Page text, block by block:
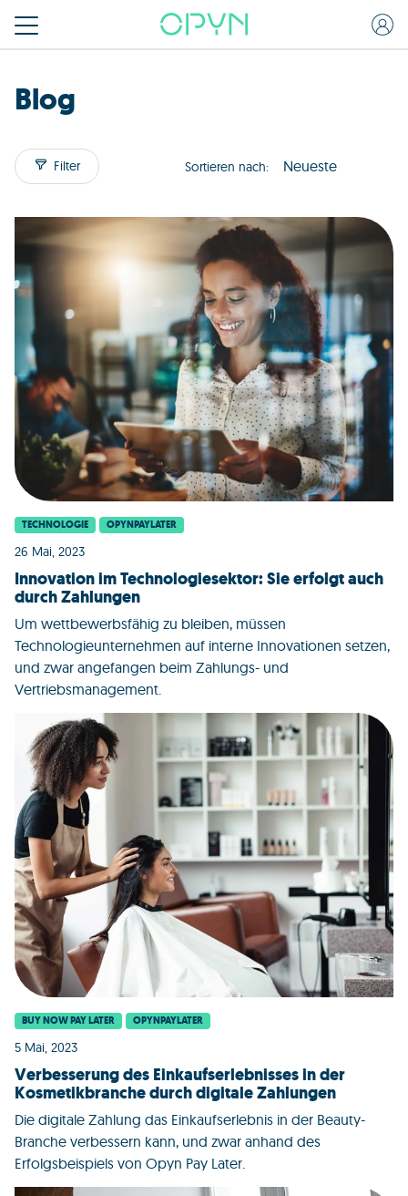
Blog
Filter Sortieren nach:
TECHNOLOGIE OPYNPAYLATER
26 Mai, 2023
Innovation im Technologiesektor: Sie erfolgt auch
durch Zahlungen
Um wettbewerbsfähig zu bleiben, müssen
Technologieunternehmen auf interne Innovationen setzen,
und zwar angefangen beim Zahlungs- und
Vertriebsmanagement.
BUY NOW PAY LATER OPYNPAYLATER
5 Mai, 2023
Verbesserung des Einkaufserlebnisses in der
Kosmetikbranche durch digitale Zahlungen
Die digitale Zahlung das Einkaufserlebnis in der Beauty-
Branche verbessern kann, und zwar anhand des
Erfolgsbeispiels von Opyn Pay Later.